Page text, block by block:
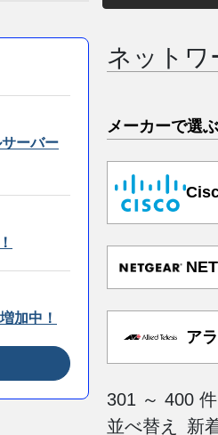
ネットワ
メーカーで選ぶ
ア
301 ～ 400
並べ替え
ーバー
加中！